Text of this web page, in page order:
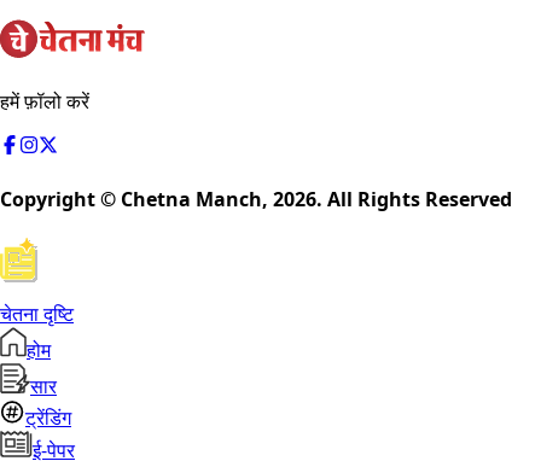
हमें फ़ॉलो करें
Copyright © Chetna Manch, 2026. All Rights Reserved
चेतना दृष्टि
होम
सार
ट्रेंडिंग
ई-पेपर